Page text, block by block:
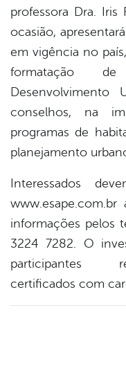
professora Dra. Iris
ocasião,
em vigência no
formatação
conselhos, na
programas de
planejamento
Interessados
informações pelos
3224 7282. O
participantes
certificados com